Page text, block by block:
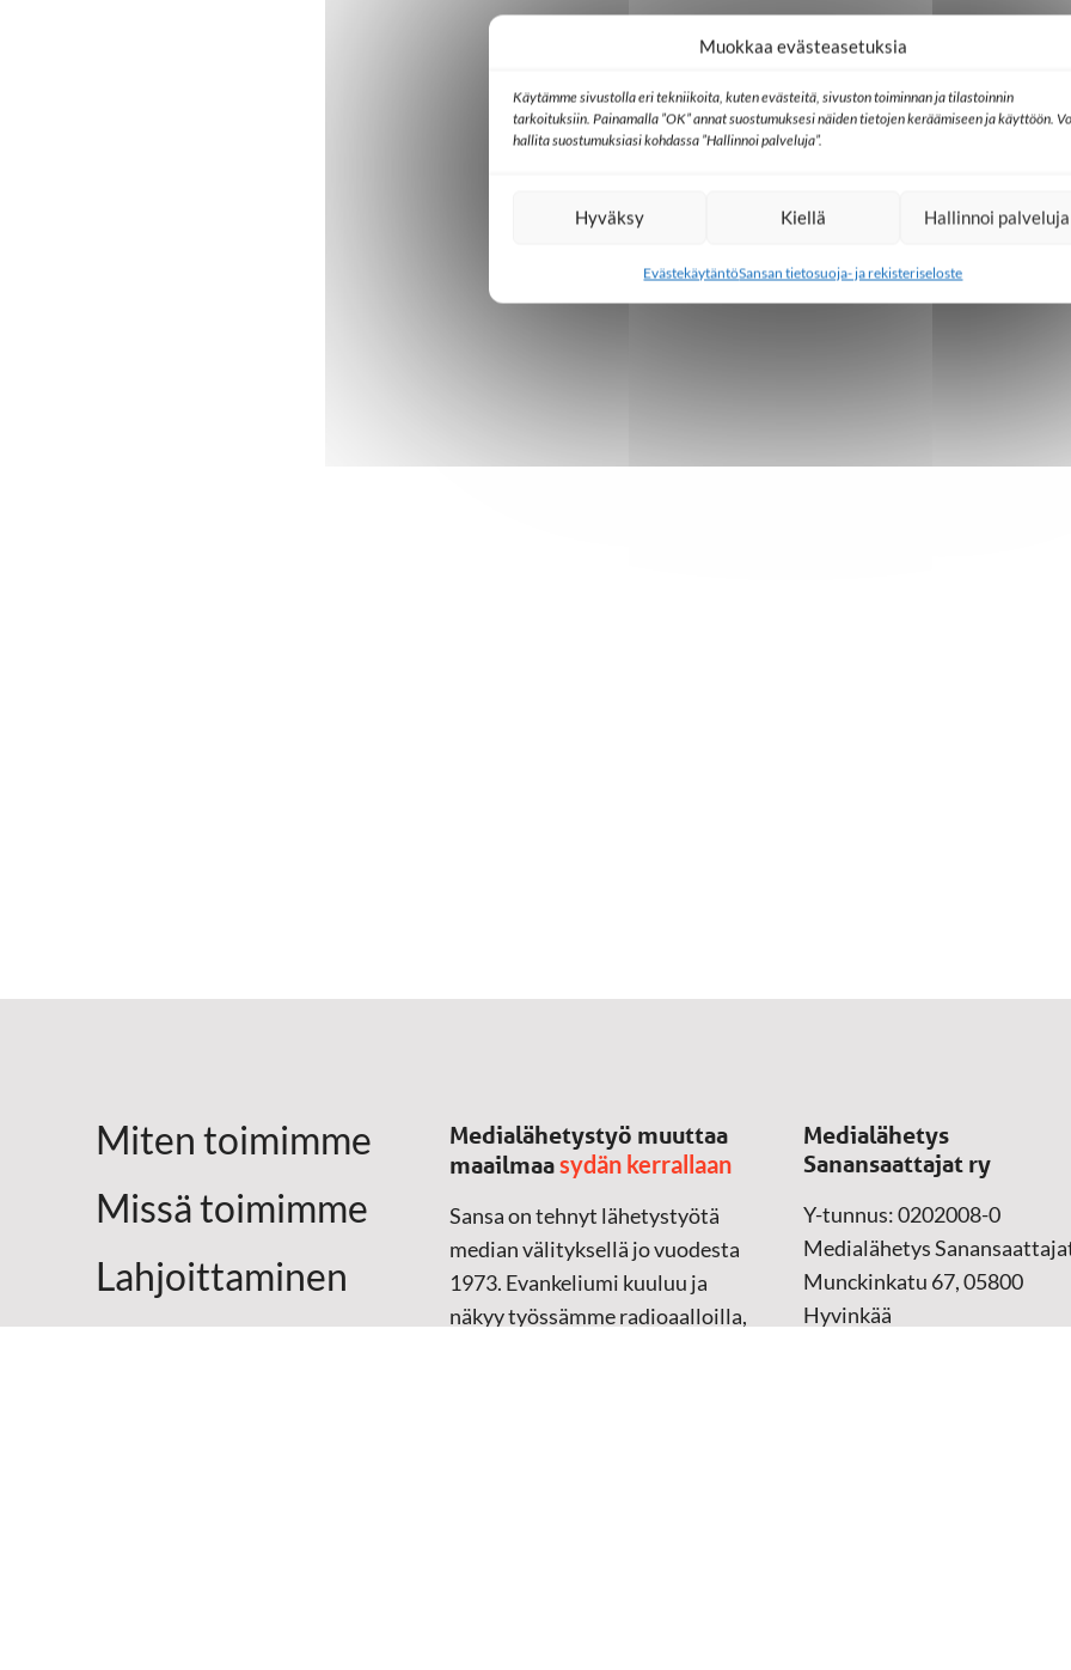
Muokkaa evästeasetuksia
Käytämme sivustolla eri tekniikoita, kuten evästeitä, sivuston toiminnan ja tilastoinnin
tarkoituksiin. Painamalla ”OK” annat suostumuksesi näiden tietojen keräämiseen ja käyttöön.
hallita suostumuksiasi kohdassa ”Hallinnoi palveluja”.
Hyväksy Kiellä Hallinnoi palveluja
EvästekäytäntöSansan tietosuoja- ja rekisteriseloste
Miten toimimme
Missä toimimme
Lahjoittaminen
Medialähetystyö muuttaa
maailmaasydän kerrallaan
Sansa on tehnyt lähetystyötä
median välityksellä jo vuodesta
1973. Evankeliumi kuuluu ja
näkyy työssämme radioaalloilla,
Medialähetys
Sanansaattajat ry
Y-tunnus: 0202008-0
Medialähetys
Munckinkatu 67, 05800
Hyvinkää